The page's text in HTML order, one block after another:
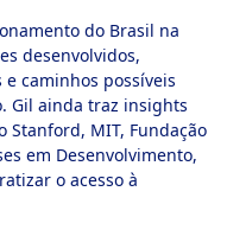
do Brasil na
desenvolvidos,
caminhos possíveis
Gil ainda traz insights
Stanford, MIT, Fundação
em Desenvolvimento,
o acesso à